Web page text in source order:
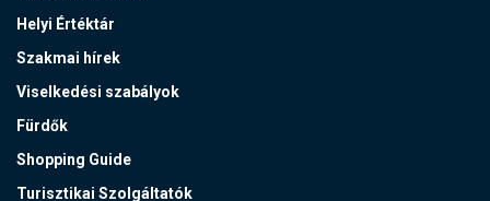
Helyi Értéktár
Szakmai hírek
Viselkedési szabályok
Fürdők
Shopping Guide
Turisztikai Szolgáltatók